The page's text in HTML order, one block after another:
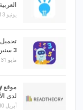
يونيو 13, 2025
3 سنين فما…
مايو 31, 2025
لدى
أبريل 30, 2025